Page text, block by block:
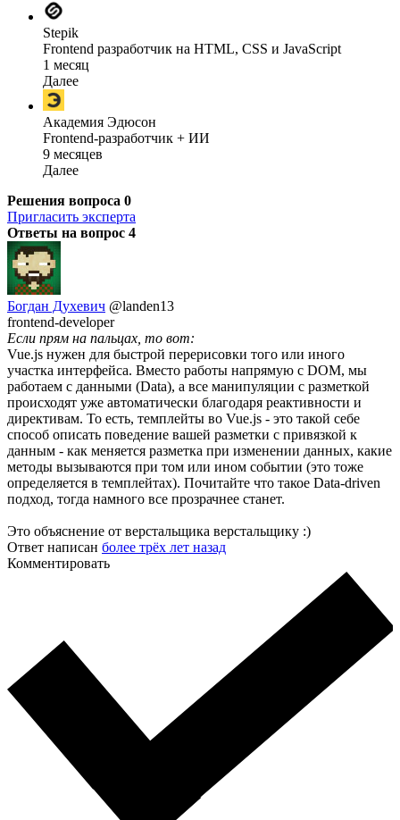
Stepik
Frontend разработчик на HTML, CSS и JavaScript
1 месяц
Далее
Академия Эдюсон
Frontend-разработчик + ИИ
9 месяцев
Далее
Решения вопроса 0
Пригласить эксперта
Ответы на вопрос 4
Богдан Духевич @landen13
frontend-developer
Если прям на пальцах, то вот:
Vue.js нужен для быстрой перерисовки того или иного
участка интерфейса. Вместо работы напрямую с DOM, мы
работаем с данными (Data), а все манипуляции с разметкой
происходят уже автоматически благодаря реактивности и
директивам. То есть, темплейты во Vue.js - это такой себе
способ описать поведение вашей разметки с привязкой к
данным - как меняется разметка при изменении данных, какие
методы вызываются при том или ином событии (это тоже
определяется в темплейтах). Почитайте что такое Data-driven
подход, тогда намного все прозрачнее станет.
Это объяснение от верстальщика верстальщику :)
Ответ написан более трёх лет назад
Комментировать